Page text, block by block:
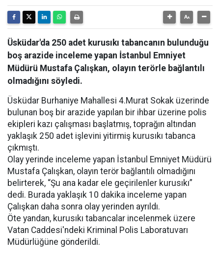
Üsküdar'da 250 adet kurusıkı tabancanın bulunduğu
boş arazide inceleme yapan İstanbul Emniyet
Müdürü Mustafa Çalışkan, olayın terörle bağlantılı
olmadığını söyledi.
Üsküdar Burhaniye Mahallesi 4.Murat Sokak üzerinde
bulunan boş bir arazide yapılan bir ihbar üzerine polis
ekipleri kazı çalışması başlatmış, toprağın altından
yaklaşık 250 adet işlevini yitirmiş kurusıkı tabanca
çıkmıştı.
Olay yerinde inceleme yapan İstanbul Emniyet Müdürü
Mustafa Çalışkan, olayın terör bağlantılı olmadığını
belirterek, “Şu ana kadar ele geçirilenler kurusıkı”
dedi. Burada yaklaşık 10 dakika inceleme yapan
Çalışkan daha sonra olay yerinden ayrıldı.
Öte yandan, kurusıkı tabancalar incelenmek üzere
Vatan Caddesi'ndeki Kriminal Polis Laboratuvarı
Müdürlüğüne gönderildi.